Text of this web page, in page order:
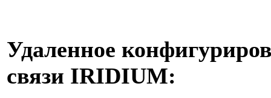
Удаленное
связи IRIDIUM: